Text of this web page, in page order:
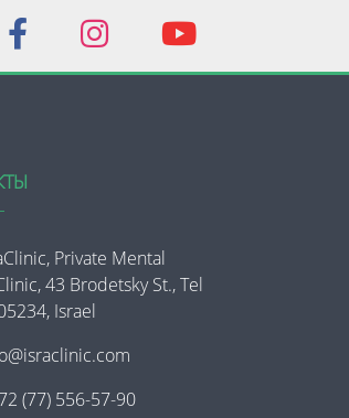
Буду рада
Private Mental
43 Brodetsky St., Tel
Israel
(77) 556-57-90